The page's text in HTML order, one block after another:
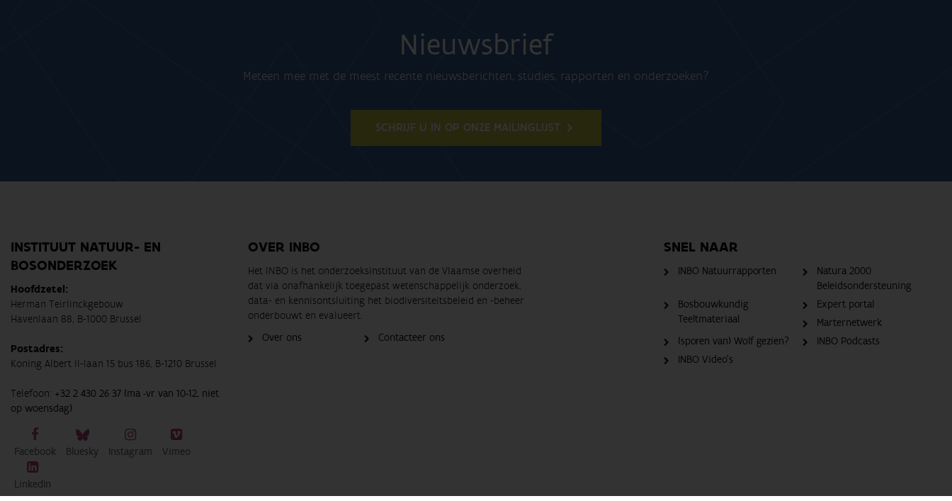
Nieuwsbrief
Meteen mee met de meest recente nieuwsberichten, studies, rapporten en onderzoeken?
SCHRIJF U IN OP ONZE MAILINGLIJST
INSTITUUT NATUUR- EN
BOSONDERZOEK
Hoofdzetel:
Herman Teirlinckgebouw
Havenlaan 88, B-1000 Brussel
Postadres:
Koning Albert II-laan 15 bus 186, B-1210 Brussel
Telefoon: +32 2 430 26 37 (ma -vr van 10-12, niet
op woensdag)
Facebook Bluesky Instagram Vimeo
LinkedIn
OVER INBO
Het INBO is het onderzoeksinstituut van de Vlaamse overheid
dat via onafhankelijk toegepast wetenschappelijk onderzoek,
data- en kennisontsluiting het biodiversiteitsbeleid en -beheer
onderbouwt en evalueert.
Over ons
Contacteer ons
SNEL NAAR
INBO Natuurrapporten
Natura 2000
Beleidsondersteuning
Bosbouwkundig
Teeltmateriaal
Expert portal
Marternetwerk
(sporen van) Wolf gezien?
INBO Podcasts
INBO Video's